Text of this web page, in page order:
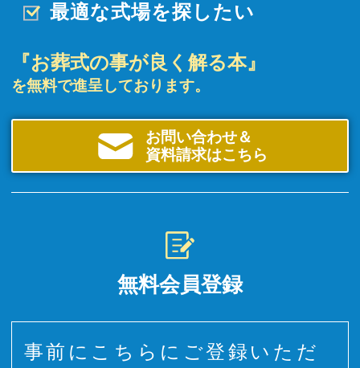
最適な式場を探したい
『お葬式の事が良く解る本』
を無料で進呈しております。
お問い合わせ＆
資料請求はこちら
無料会員登録
事前にこちらにご登録いただ